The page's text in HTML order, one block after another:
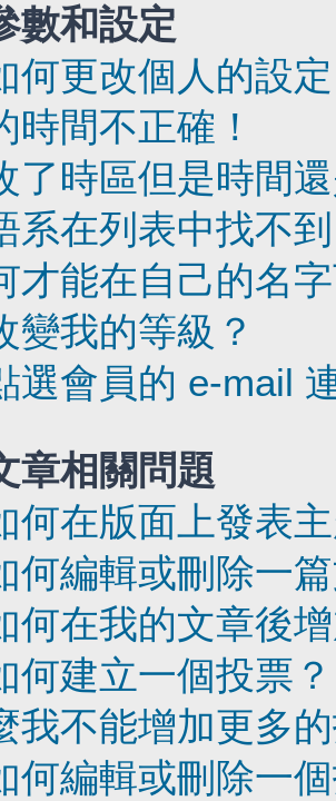
數和設定
何更改個人的設
時間不正確！
了時區但是時間
系在列表中找不
才能在自己的名
變我的等級？
選會員的 e-mail
章相關問題
何在版面上發表
何編輯或刪除一
何在我的文章後
何建立一個投票？
我不能增加更多
何編輯或刪除一